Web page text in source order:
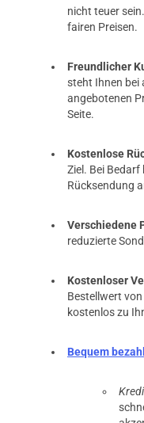
nicht teuer
fairen Preisen.
Freundlicher
steht Ihnen bei
angebotenen
Seite.
Kostenlose
Ziel. Bei
Rücksendung
Verschiedene
reduzierte
Kostenloser
Bestellwert
kostenlos zu
Bequem